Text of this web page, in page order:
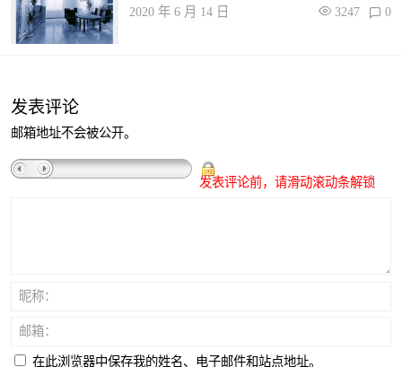
2020 年 6 月 14 日 3247 0
发表评论
邮箱地址不会被公开。
发表评论前，请滑动滚动条解锁
昵称：
邮箱：
在此浏览器中保存我的姓名、电子邮件和站点地址。